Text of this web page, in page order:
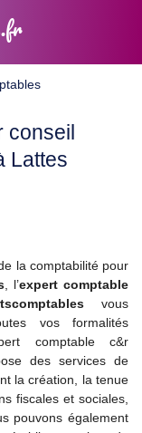
conseil
Lattes
la comptabilité pour
, l’expert comptable
vous
vos formalités
comptable c&r
des services de
la création, la tenue
fiscales et sociales,
pouvons également